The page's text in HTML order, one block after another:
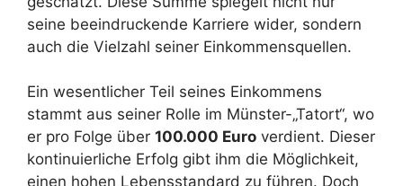
seine beeindruckende Karriere wider, sondern
auch die Vielzahl seiner Einkommensquellen.
Ein wesentlicher Teil seines Einkommens
stammt aus seiner Rolle im Münster-„Tatort“, wo
er pro Folge über 100.000 Euro verdient. Dieser
kontinuierliche Erfolg gibt ihm die Möglichkeit,
einen hohen Lebensstandard zu führen. Doch